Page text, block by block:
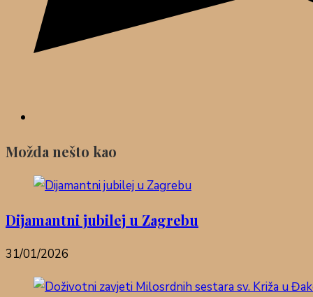
Možda nešto kao
Dijamantni jubilej u Zagrebu
31/01/2026